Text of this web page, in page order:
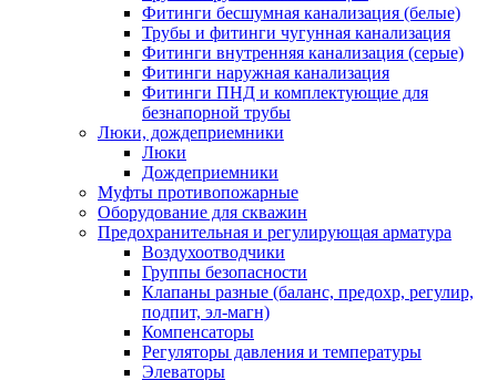
Фитинги бесшумная канализация (белые)
Трубы и фитинги чугунная канализация
Фитинги внутренняя канализация (серые)
Фитинги наружная канализация
Фитинги ПНД и комплектующие для
безнапорной трубы
Люки, дождеприемники
Люки
Дождеприемники
Муфты противопожарные
Оборудование для скважин
Предохранительная и регулирующая арматура
Воздухоотводчики
Группы безопасности
Клапаны разные (баланс, предохр, регулир,
подпит, эл-магн)
Компенсаторы
Регуляторы давления и температуры
Элеваторы